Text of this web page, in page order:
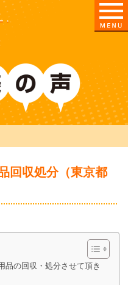
ベランダ・庭の清掃片付け
・
回収処分（東京都
品の回収・処分させて頂き